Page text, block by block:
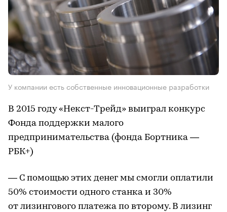
У компании есть собственные инновационные разработки
В 2015 году «Некст-Трейд» выиграл конкурс
Фонда поддержки малого
предпринимательства (фонда Бортника —
РБК+)
— С помощью этих денег мы смогли оплатили
50% стоимости одного станка и 30%
от лизингового платежа по второму. В лизинг